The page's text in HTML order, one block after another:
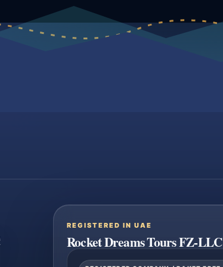
REGISTERED IN UAE
Rocket Dreams Tours FZ-LLC